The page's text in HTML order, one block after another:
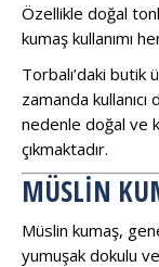
Özellikle doğal
kumaş kullanımı
Torbalı’daki butik
zamanda
nedenle doğal ve
çıkmaktadır.
MÜSLIN
Müslin kumaş,
yumuşak dokulu